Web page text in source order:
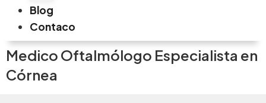
Blog
Contaco
Medico Oftalmólogo Especialista en
Córnea